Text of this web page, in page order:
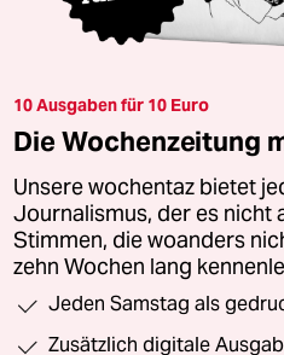
10 Ausgaben für 10 Euro
Die Wochenzeitung
Unsere wochentaz bietet
Journalismus, der es nicht
Stimmen, die woanders
zehn Wochen lang
Jeden Samstag als
Zusätzlich digitale